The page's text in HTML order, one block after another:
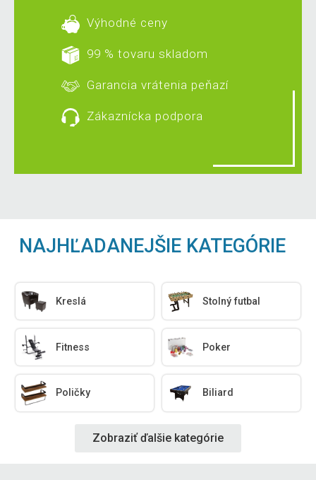
Výhodné ceny
99 % tovaru skladom
Garancia vrátenia peňazí
Zákaznícka podpora
NAJHĽADANEJŠIE KATEGÓRIE
Kreslá Stolný futbal
Fitness Poker
Poličky Biliard
Zobraziť ďalšie kategórie